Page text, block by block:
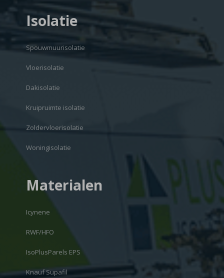
Isolatie
Spouwmuurisolatie
Vloerisolatie
Dakisolatie
Kruipruimte isolatie
Zoldervloerisolatie
Woningisolatie
Materialen
Icynene
RWF/HFO
IsoPlusParels EPS
Knauf Supafil